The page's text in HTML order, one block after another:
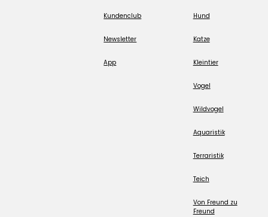
Kundenclub
Newsletter
App
Hund
Katze
Kleintier
Vogel
Wildvogel
Aquaristik
Terraristik
Teich
Von Freund zu
Freund